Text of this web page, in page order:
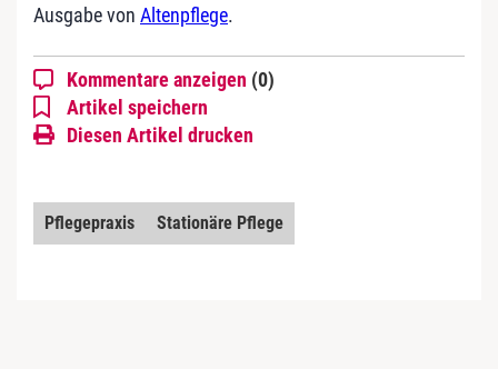
Ausgabe von Altenpflege.
Kommentare anzeigen (0)
Artikel speichern
Diesen Artikel drucken
Pflegepraxis Stationäre Pflege